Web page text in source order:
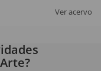
Ver acervo